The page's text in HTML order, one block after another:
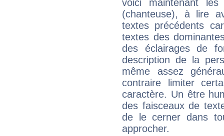
voici maintenant
(chanteuse), à lire
textes précédents
textes des
des éclairages de
description de la
même assez
contraire limiter
caractère. Un être
des faisceaux de
de le cerner dans
approcher.